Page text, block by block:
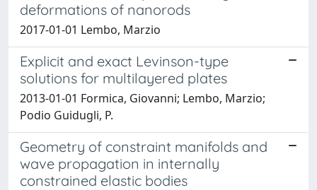
deformations of nanorods
2017-01-01 Lembo, Marzio
Explicit and exact Levinson-type
solutions for multilayered plates
2013-01-01 Formica, Giovanni; Lembo, Marzio;
Podio Guidugli, P.
Geometry of constraint manifolds and
wave propagation in internally
constrained elastic bodies